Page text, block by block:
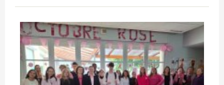
Rose
Lycée
Pro
2024